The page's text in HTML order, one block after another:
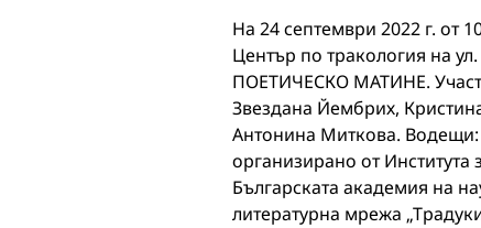
На 24 септември 2022 г. от
Център по тракология на
ПОЕТИЧЕСКО МАТИНЕ.
Звездана Йембрих,
Антонина Миткова.
организирано от
Българската академия на
литературна мрежа